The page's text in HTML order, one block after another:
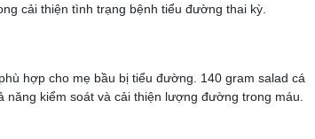
cải thiện tình trạng bệnh tiểu đường thai kỳ.
hợp cho mẹ bầu bị tiểu đường. 140 gram salad cá
kiểm soát và cải thiện lượng đường trong máu.